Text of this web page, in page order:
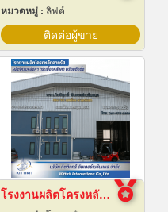
หมวดหมู่ : ลิฟต์
ติดต่อผู้ขาย
โรงงานผลิตโครงหลังคาสำเร็จรูป